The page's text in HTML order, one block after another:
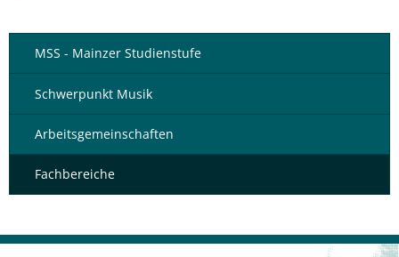
MSS - Mainzer Studienstufe
Schwerpunkt Musik
Arbeitsgemeinschaften
Fachbereiche